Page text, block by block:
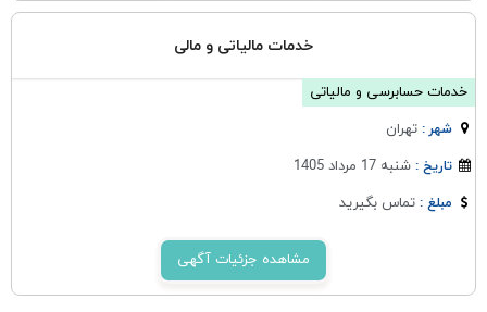
خدمات مالیاتی و مالی
خدمات حسابرسی و مالیاتی
شهر :تهران
تاریخ :شنبه 17 مرداد 1405
مبلغ :تماس بگیرید
مشاهده جزئیات آگهی